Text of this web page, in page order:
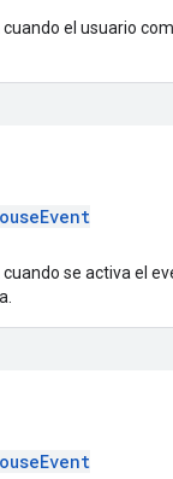
cuando el usuario
se activa el